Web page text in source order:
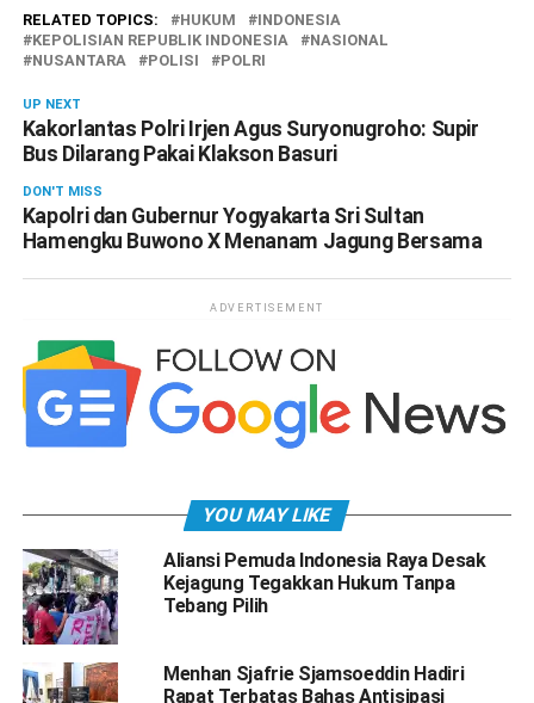
RELATED TOPICS: HUKUM
INDONESIA
KEPOLISIAN REPUBLIK INDONESIA
NASIONAL
NUSANTARA
POLISI POLRI
UP NEXT
Kakorlantas Polri Irjen Agus Suryonugroho: Supir
Bus Dilarang Pakai Klakson Basuri
DON'T MISS
Kapolri dan Gubernur Yogyakarta Sri Sultan
Hamengku Buwono X Menanam Jagung Bersama
ADVERTISEMENT
YOU MAY LIKE
Aliansi Pemuda Indonesia Raya Desak
Kejagung Tegakkan Hukum Tanpa
Tebang Pilih
Menhan Sjafrie Sjamsoeddin Hadiri
Rapat Terbatas Bahas Antisipasi